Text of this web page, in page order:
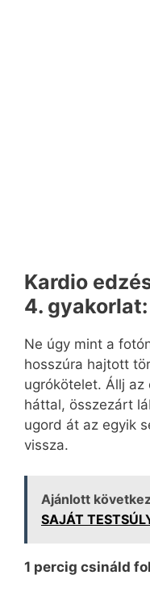
Kardio
4.
Ne úgy mint a
hosszúra hajtott
ugrókötelet. Állj az
háttal, összezárt
ugord át az egyik
vissza.
Ajánlott
SAJÁT
1 percig csináld